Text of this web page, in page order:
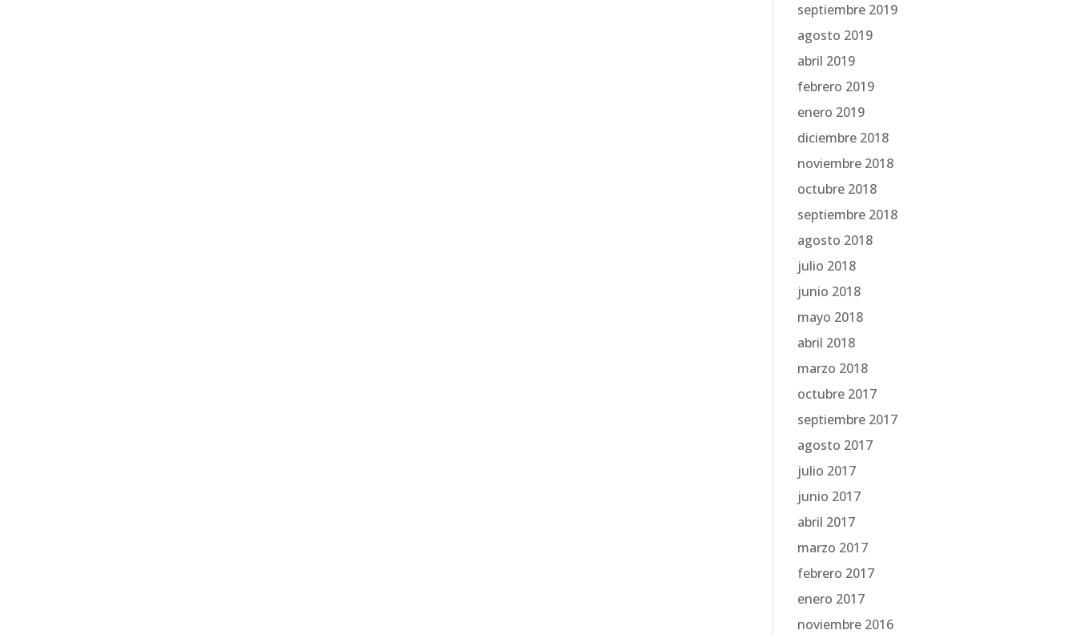
septiembre 2019
agosto 2019
abril 2019
febrero 2019
enero 2019
diciembre 2018
noviembre 2018
octubre 2018
septiembre 2018
agosto 2018
julio 2018
junio 2018
mayo 2018
abril 2018
marzo 2018
octubre 2017
septiembre 2017
agosto 2017
julio 2017
junio 2017
abril 2017
marzo 2017
febrero 2017
enero 2017
noviembre 2016